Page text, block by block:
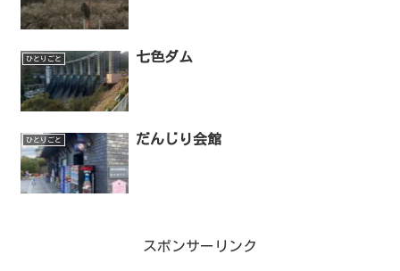
ひとりごと 七色ダム
ひとりごと だんじり会館
スポンサーリンク